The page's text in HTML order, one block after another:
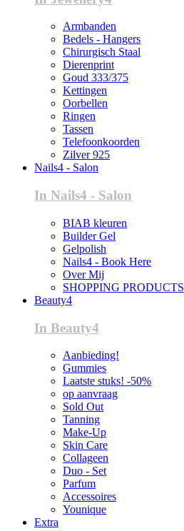
Armbanden
Bedels - Hangers
Chirurgisch Staal
Dierenprint
Goud 333/375
Kettingen
Oorbellen
Ringen
Tassen
Telefoonkoorden
Zilver 925
Nails4 - Salon
In Nails4 - Salon
BIAB kleuren
Builder Gel
Gelpolish
Nails4 - Book Here
Over Mij
SHOPPING PRODUCTS
Beauty4
In Beauty4
Aanbieding!
Gummies
Laatste stuks! -50%
op aanvraag
Sold Out
Tanning
Make-Up
Skin Care
Collageen
Duo - Set
Parfum
Accessoires
Younique
Extra